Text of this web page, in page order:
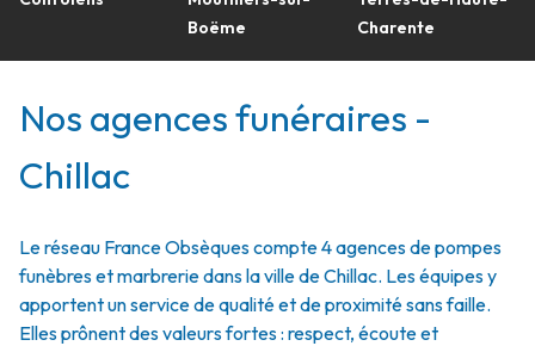
Boëme
Charente
Nos agences funéraires -
Chillac
Le réseau France Obsèques compte 4 agences de pompes
funèbres et marbrerie dans la ville de Chillac. Les équipes y
apportent un service de qualité et de proximité sans faille.
Elles prônent des valeurs fortes : respect, écoute et